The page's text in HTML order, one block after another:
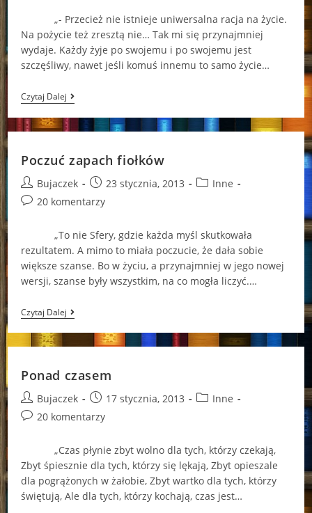
Teraz,
W
Tej
Chwili”*
„- Przecież nie istnieje uniwersalna racja na życie.
Na pożycie też zresztą nie… Tak mi się przynajmniej
wydaje. Każdy żyje po swojemu i po swojemu jest
szczęśliwy, nawet jeśli komuś innemu to samo życie…
Czytaj DalejPo
Raz
Kolejny
U
Poczuć zapach fiołków
Post
author:
Bujaczek
Post
published:
23 stycznia, 2013
PostInne
Post20 komentarzy
„To nie Sfery, gdzie każda myśl skutkowała
rezultatem. A mimo to miała poczucie, że dała sobie
większe szanse. Bo w życiu, a przynajmniej w jego nowej
wersji, szanse były wszystkim, na co mogła liczyć.…
Czytaj DalejPoczuć
Zapach
Fiołków
Ponad czasem
Post
author:
Bujaczek
Post
published:
17 stycznia, 2013
PostInne
Post20 komentarzy
„Czas płynie zbyt wolno dla tych, którzy czekają,
Zbyt śpiesznie dla tych, którzy się lękają, Zbyt opieszale
dla pogrążonych w żałobie, Zbyt wartko dla tych, którzy
świętują, Ale dla tych, którzy kochają, czas jest…